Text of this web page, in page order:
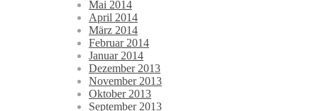
Mai 2014
April 2014
März 2014
Februar 2014
Januar 2014
Dezember 2013
November 2013
Oktober 2013
September 2013